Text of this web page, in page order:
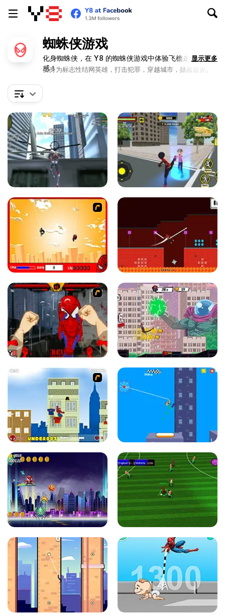
蜘蛛侠游戏
化身蜘蛛侠，在 Y8 的蜘蛛侠游戏中体验飞檐走壁的快
感！
变身为标志性结网英雄，打击犯罪，穿越城市，拯救世界。
显示更多